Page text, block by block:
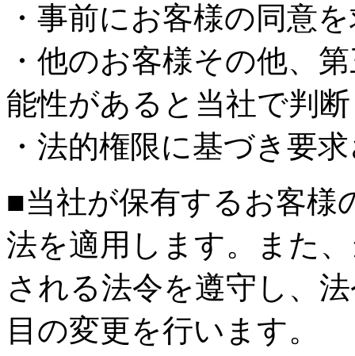
・事前にお客様の同意
・他のお客様その他、
能性があると当社で判
・法的権限に基づき要
■当社が保有するお客様
法を適用します。また
される法令を遵守し、
目の変更を行います。